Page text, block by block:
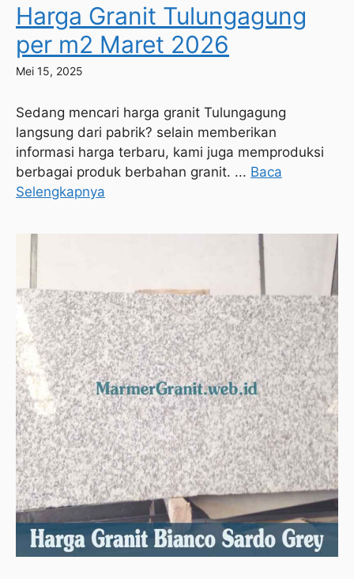
Harga Granit Tulungagung
per m2 Maret 2026
Mei 15, 2025
Sedang mencari harga granit Tulungagung
langsung dari pabrik? selain memberikan
informasi harga terbaru, kami juga memproduksi
berbagai produk berbahan granit. ... Baca
Selengkapnya